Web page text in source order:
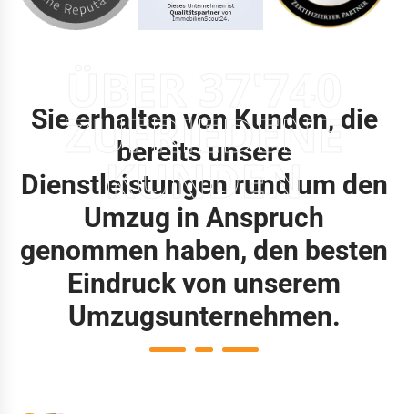
ZUFRIEDENE
KUNDEN
Sie erhalten von Kunden, die
bereits unsere
Dienstleistungen rund um den
Umzug in Anspruch
genommen haben, den besten
Eindruck von unserem
Umzugsunternehmen.